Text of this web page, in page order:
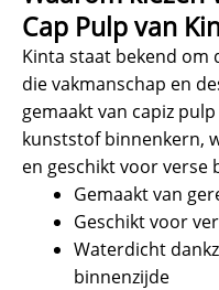
Cap Pulp van
Kinta staat bekend om
die vakmanschap en
gemaakt van capiz
kunststof binnenkern,
en geschikt voor verse
Gemaakt van
Geschikt voor
Waterdicht
binnenzijde